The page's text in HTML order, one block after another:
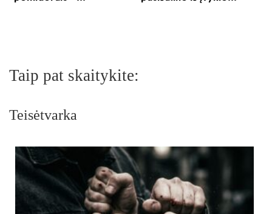
Taip pat skaitykite:
Teisėtvarka